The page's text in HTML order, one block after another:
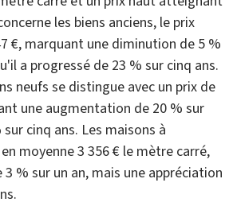
les biens anciens, le prix
€, marquant une diminution de 5 %
a progressé de 23 % sur cinq ans.
neufs se distingue avec un prix de
une augmentation de 20 % sur
cinq ans. Les maisons à
moyenne 3 356 € le mètre carré,
3 % sur un an, mais une appréciation